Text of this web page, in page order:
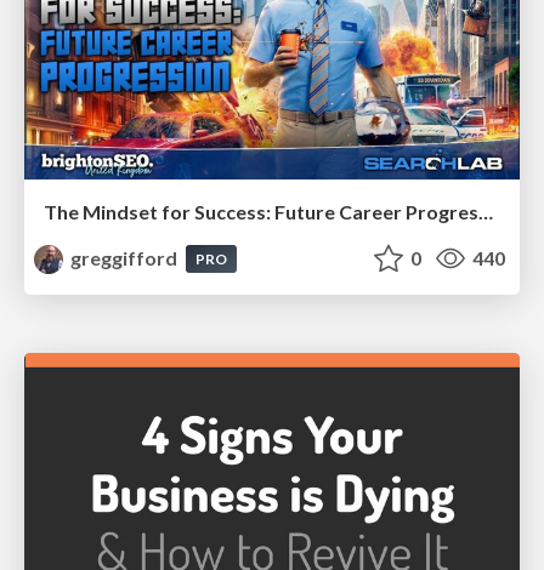
greggifford
PRO 0 440